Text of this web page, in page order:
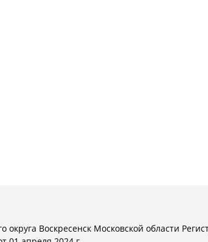
Воскресенск Московской области